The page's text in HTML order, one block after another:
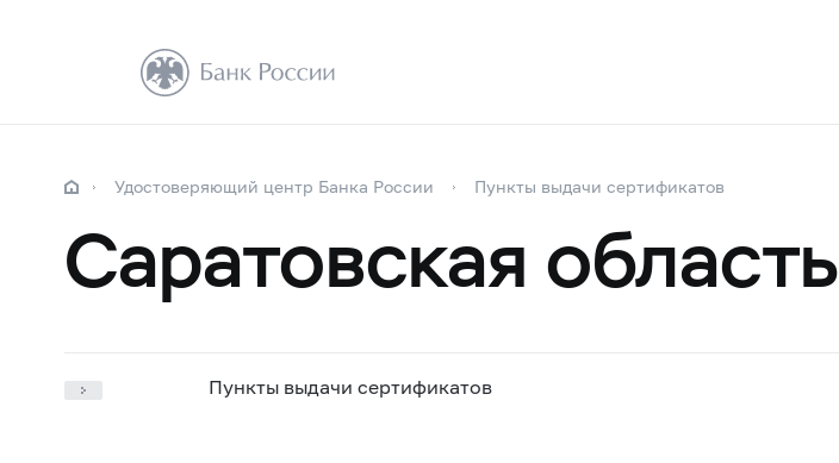
Удостоверяющий центр Банка России Пункты выдачи сертификатов
Саратовская область
Пункты выдачи сертификатов